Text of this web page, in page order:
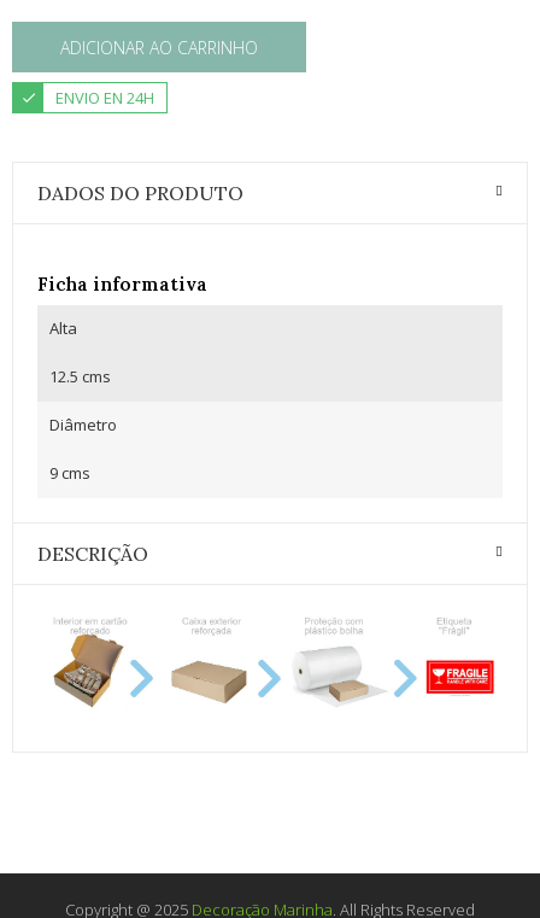
ADICIONAR AO CARRINHO
ENVIO EN 24H
DADOS DO PRODUTO
Ficha informativa
Alta
12.5 cms
Diâmetro
9 cms
DESCRIÇÃO
Copyright @ 2025 Decoração Marinha. All Rights Reserved